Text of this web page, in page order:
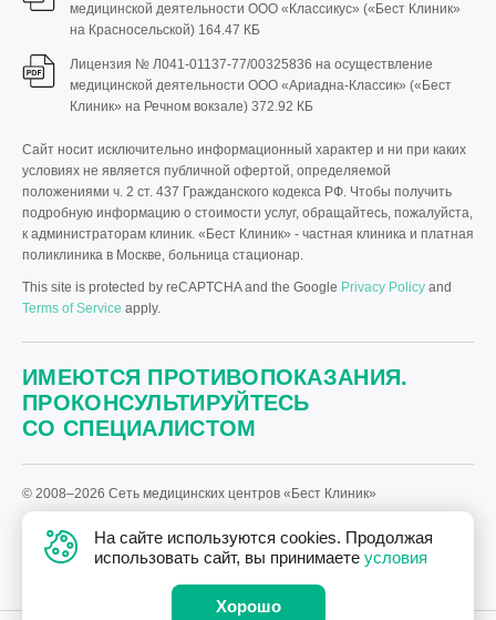
медицинской деятельности ООО «Классикус» («Бест Клиник»
на Красносельской) 164.47 КБ
Лицензия № Л041-01137-77/00325836 на осуществление
медицинской деятельности ООО «Ариадна-Классик» («Бест
Клиник» на Речном вокзале) 372.92 КБ
Сайт носит исключительно информационный характер и ни при каких
условиях не является публичной офертой, определяемой
положениями ч. 2 ст. 437 Гражданского кодекса РФ. Чтобы получить
подробную информацию о стоимости услуг, обращайтесь, пожалуйста,
к администраторам клиник. «Бест Клиник» - частная клиника и платная
поликлиника в Москве, больница стационар.
This site is protected by reCAPTCHA and the Google Privacy Policy and
Terms of Service apply.
ИМЕЮТСЯ ПРОТИВОПОКАЗАНИЯ.
ПРОКОНСУЛЬТИРУЙТЕСЬ
СО СПЕЦИАЛИСТОМ
© 2008–2026 Сеть медицинских центров «Бест Клиник»
Политика «Бест Клиник» в отношении обработки персональных
данных.
разработка сайта—Текарт.
На сайте используются cookies. Продолжая
использовать сайт, вы принимаете условия
Хорошо